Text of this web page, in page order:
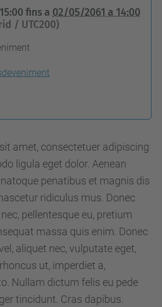
fins a 02/05/2061 a 14:00
/ UTC200)
amet, consectetuer adipiscing
ligula eget dolor. Aenean
penatibus et magnis dis
ridiculus mus. Donec
pellentesque eu, pretium
massa quis enim. Donec
aliquet nec, vulputate eget,
ut, imperdiet a,
Nullam dictum felis eu pede
tincidunt. Cras dapibus.